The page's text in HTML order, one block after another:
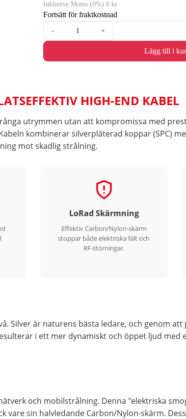
Inklusive Moms (0%) 0 kr
Fortsätt för fraktkostnad
- +
Lägg till i
HIGH-END KABEL
utrymmen utan att kompromissa med
kombinerar silverpläterad koppar (SPC)
mot skadlig strålning.
LoRad Skärmning
Effektiv Carbon/Nylon-skärm
stoppar både elektriska fält och
RF-störningar.
Silver är naturens bästa ledare, och genom
i ett mer dynamiskt och öppet ljud med
och mobilstrålning. Denna "elektriska
vare sin halvledande Carbon/Nylon-skärm.